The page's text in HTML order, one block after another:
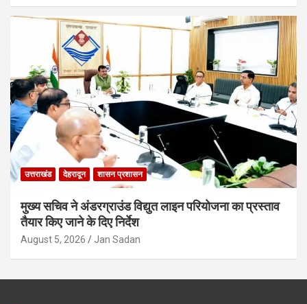
उत्तराखंड देहरादून शासन प्रशासन
मुख्य सचिव ने अंडरग्राउंड विद्युत लाइन परियोजना का प्रस्ताव
तैयार किए जाने के दिए निर्देश
August 5, 2026 Jan Sadan